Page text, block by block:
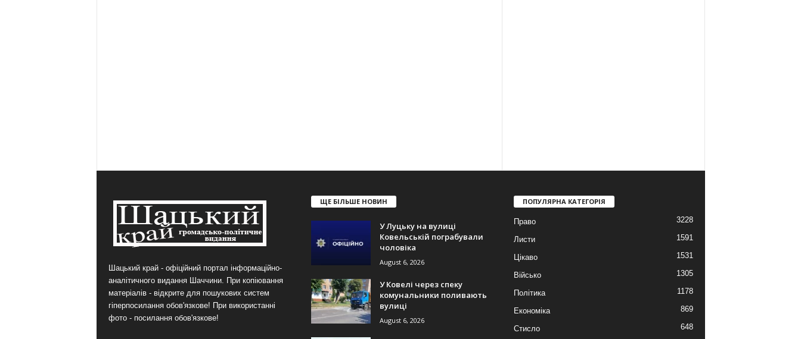
Шацький край - офіційний портал інформаційно-
аналітичного видання Шаччини. При копіювання
матеріалів - відкрите для пошукових систем
гіперпосилання обов'язкове! При використанні
фото - посилання обов'язкове!
ЩЕ БІЛЬШЕ НОВИН
У Луцьку на вулиці
Ковельській пограбували
чоловіка
August 6, 2026
У Ковелі через спеку
комунальники поливають
вулиці
August 6, 2026
ПОПУЛЯРНА КАТЕГОРІЯ
Право 3228
Листи 1591
Цікаво 1531
Військо 1305
Політика 1178
Економіка 869
Стисло 648